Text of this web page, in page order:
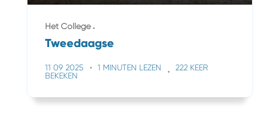
Het College
Tweedaagse
11 09 2025 1 MINUTEN LEZEN
222 KEER
BEKEKEN